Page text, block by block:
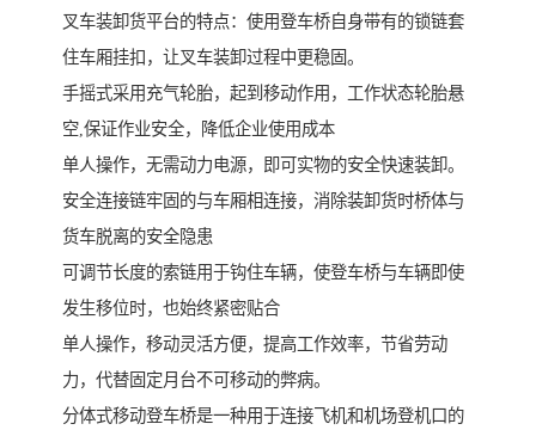
叉车装卸货平台的特点：使用登车桥自身带有的锁链套
住车厢挂扣，让叉车装卸过程中更稳固。
手摇式采用充气轮胎，起到移动作用，工作状态轮胎悬
空,保证作业安全，降低企业使用成本
单人操作，无需动力电源，即可实物的安全快速装卸。
安全连接链牢固的与车厢相连接，消除装卸货时桥体与
货车脱离的安全隐患
可调节长度的索链用于钩住车辆，使登车桥与车辆即使
发生移位时，也始终紧密贴合
单人操作，移动灵活方便，提高工作效率，节省劳动
力，代替固定月台不可移动的弊病。
分体式移动登车桥是一种用于连接飞机和机场登机口的